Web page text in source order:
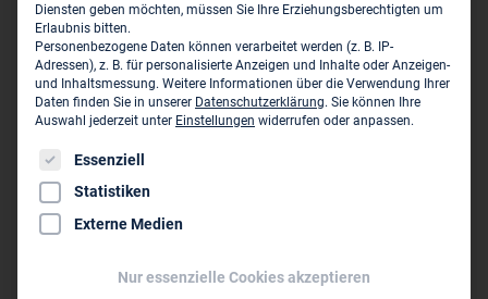
Die Gleisplaner GmbH
Annaberger Str. 104
D-09120 Chemnitz
0175 197 93 57
Persönliche Vertreter im VBI:
Diensten geben möchten, müssen Sie Ihre Erziehungsberechtigten um
Erlaubnis bitten.
Personenbezogene Daten können verarbeitet werden (z. B. IP-
Adressen), z. B. für personalisierte Anzeigen und Inhalte oder Anzeigen-
und Inhaltsmessung. Weitere Informationen über die Verwendung Ihrer
Daten finden Sie in unserer Datenschutzerklärung. Sie können Ihre
Auswahl jederzeit unter Einstellungen widerrufen oder anpassen.
Es folgt eine Liste der Service-Gruppen, für die eine
Essenziell
Statistiken
Externe Medien
Nur essenzielle Cookies akzeptieren